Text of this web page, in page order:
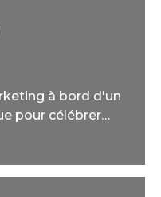
à bord d'un
pour célébrer